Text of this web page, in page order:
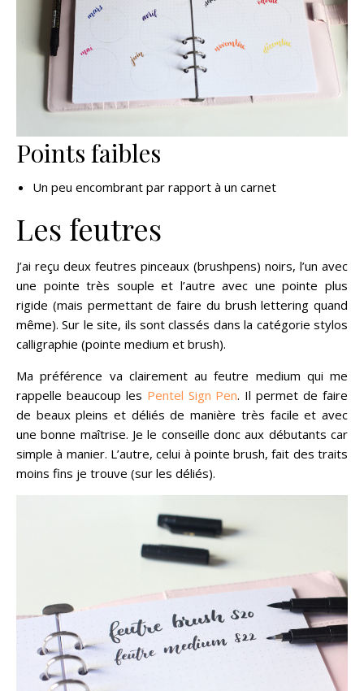
Points faibles
Un peu encombrant par rapport à un carnet
Les feutres
J’ai reçu deux feutres pinceaux (brushpens) noirs, l’un avec
une pointe très souple et l’autre avec une pointe plus
rigide (mais permettant de faire du brush lettering quand
même). Sur le site, ils sont classés dans la catégorie stylos
calligraphie (pointe medium et brush).
Ma préférence va clairement au feutre medium qui me
rappelle beaucoup les Pentel Sign Pen. Il permet de faire
de beaux pleins et déliés de manière très facile et avec
une bonne maîtrise. Je le conseille donc aux débutants car
simple à manier. L’autre, celui à pointe brush, fait des traits
moins fins je trouve (sur les déliés).